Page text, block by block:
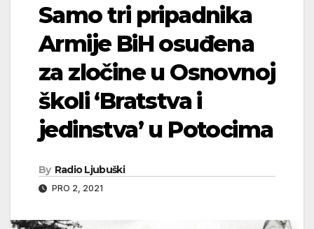
Samo tri pripadnika
Armije BiH osuđena
za zločine u Osnovnoj
školi ‘Bratstva i
jedinstva’ u Potocima
By Radio Ljubuški
PRO 2, 2021